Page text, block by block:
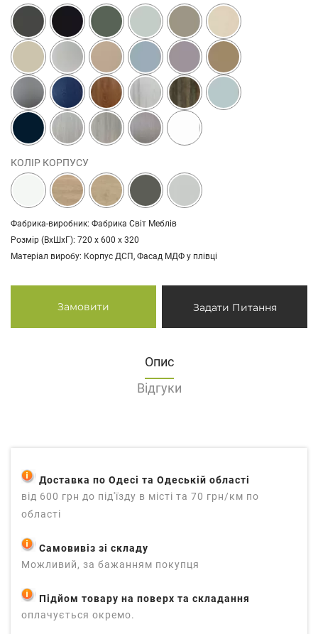
КОЛІР КОРПУСУ
Фабрика-виробник: Фабрика Світ Меблів
Розмір (ВхШхГ): 720 х 600 х 320
Матеріал виробу: Корпус ДСП, Фасад МДФ у плівці
Замовити Задати Питання
Доставка по Одесі та Одеській області
від 600 грн до під'їзду в місті та 70 грн/км по
області
Самовивіз зі складу
Можливий, за бажанням покупця
Підйом товару на поверх та складання
оплачується окремо.
Опис
Відгуки